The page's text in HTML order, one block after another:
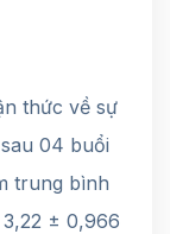
thức về sự
04 buổi
trung bình
± 0,966